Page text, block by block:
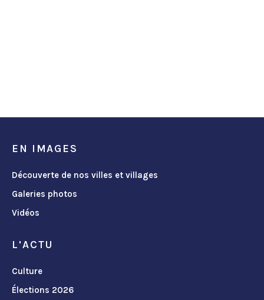
EN IMAGES
Découverte de nos villes et villages
Galeries photos
Vidéos
L'ACTU
Culture
Élections 2026